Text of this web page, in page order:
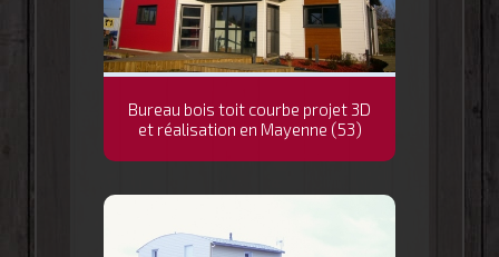
Bureau bois toit courbe projet 3D
et réalisation en Mayenne (53)